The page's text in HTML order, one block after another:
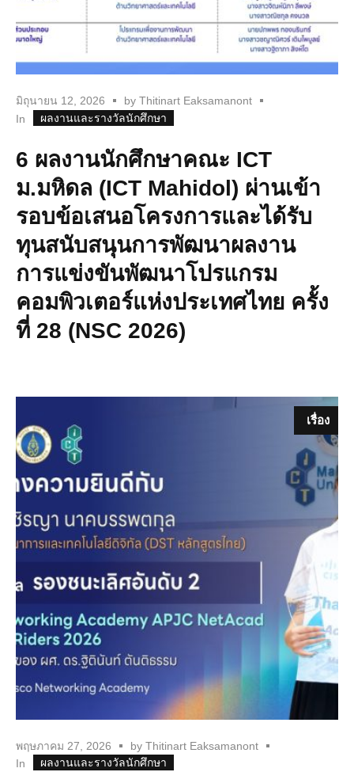
มิถุนายน 12, 2026 by Thitinart Eaksamanont
In
ผลงานและรางวัลนักศึกษา
6 ผลงานนักศึกษาคณะ ICT
ม.มหิดล (ICT Mahidol) ผ่านเข้า
รอบข้อเสนอโครงการและได้รับ
ทุนสนับสนุนการพัฒนาผลงาน
การแข่งขันพัฒนาโปรแกรม
คอมพิวเตอร์แห่งประเทศไทย ครั้ง
ที่ 28 (NSC 2026)
เรื่อง
พฤษภาคม 27, 2026 by Thitinart Eaksamanont
In
ผลงานและรางวัลนักศึกษา